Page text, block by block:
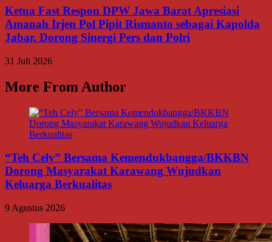
Ketua Fast Respon DPW Jawa Barat Apresiasi
Amanah Irjen Pol Pipit Rismanto sebagai Kapolda
Jabar, Dorong Sinergi Pers dan Polri
31 Juli 2026
More From Author
“Teh Cely” Bersama Kemendukbangga/BKKBN
Dorong Masyarakat Karawang Wujudkan
Keluarga Berkualitas
9 Agustus 2026